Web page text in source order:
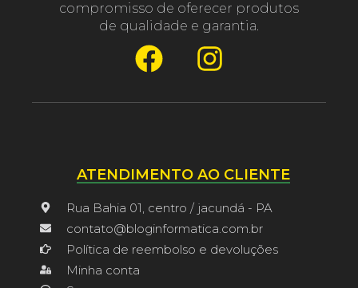
compromisso de oferecer produtos
de qualidade e garantia.
ATENDIMENTO AO CLIENTE
Rua Bahia 01, centro / jacundá - PA
contato@bloginformatica.com.br
Política de reembolso e devoluções
Minha conta